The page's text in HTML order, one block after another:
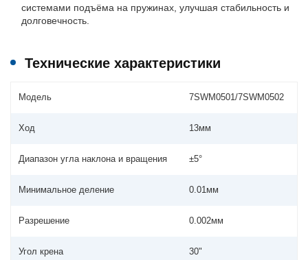
системами подъёма на пружинах, улучшая стабильность и
долговечность.
Технические характеристики
Модель 7SWM0501/7SWM0502
Ход 13мм
Диапазон угла наклона и вращения ±5°
Минимальное деление 0.01мм
Разрешение 0.002мм
Угол крена 30"